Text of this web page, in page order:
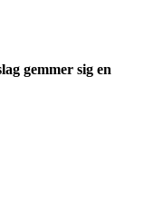
gemmer sig en